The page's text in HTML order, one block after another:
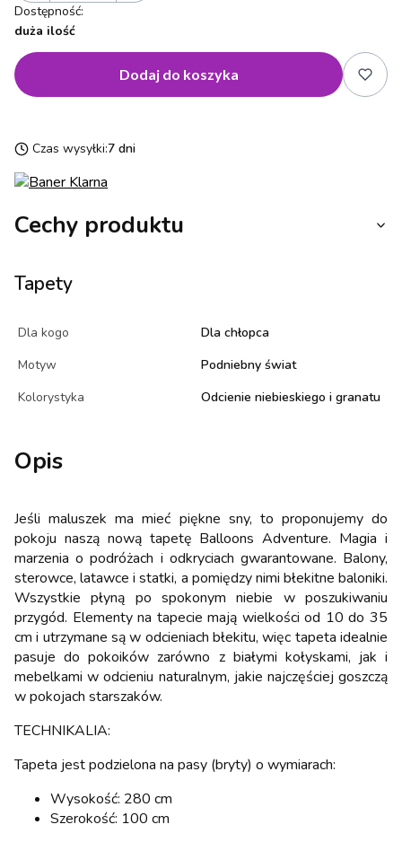
Dostępność:
duża ilość
Dodaj do koszyka
Czas wysyłki:7 dni
Cechy produktu
Tapety
Dla kogo
Dla chłopca
Motyw
Podniebny świat
Kolorystyka
Odcienie niebieskiego i granatu
Opis
Jeśli maluszek ma mieć piękne sny, to proponujemy do
pokoju naszą nową tapetę Balloons Adventure. Magia i
marzenia o podróżach i odkryciach gwarantowane. Balony,
sterowce, latawce i statki, a pomiędzy nimi błekitne baloniki.
Wszystkie płyną po spokonym niebie w poszukiwaniu
przygód. Elementy na tapecie mają wielkości od 10 do 35
cm i utrzymane są w odcieniach błekitu, więc tapeta idealnie
pasuje do pokoików zarówno z białymi kołyskami, jak i
mebelkami w odcieniu naturalnym, jakie najczęściej goszczą
w pokojach starszaków.
TECHNIKALIA:
Tapeta jest podzielona na pasy (bryty) o wymiarach:
Wysokość: 280 cm
Szerokość: 100 cm